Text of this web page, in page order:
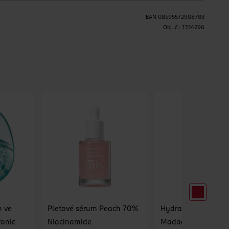
EAN 08595572908783
Obj. č.: 1334296
ve
Pleťové sérum Peach 70%
Niacinamide
Hydratační sérum
Madagascar